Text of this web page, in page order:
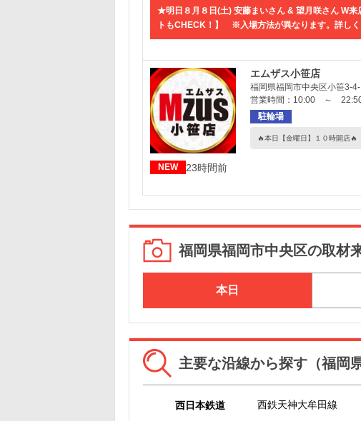
★明日８月８日(土) 安藤まいさん & 望月咲さん W
トもCHECK！】 ※入場方法が異なります。詳し
エムザス小笹店
福岡県福岡市中央区小笹3-
営業時間：10:00 ～
駐輪場
🔥本日【金曜日】１０時開店🔥
NEW 23時間前
福岡県福岡市中央区の取材
本日
主要な沿線から探す（福岡
西日本鉄道 西鉄天神大牟田線